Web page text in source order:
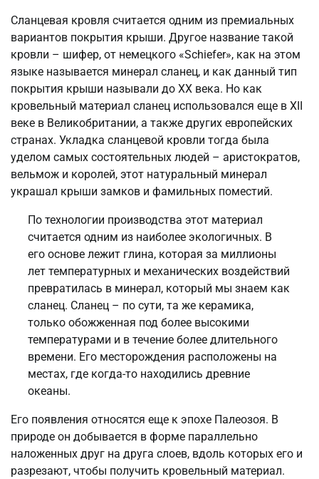
Сланцевая кровля считается одним из премиальных
вариантов покрытия крыши. Другое название такой
кровли – шифер, от немецкого «Schiefer», как на этом
языке называется минерал сланец, и как данный тип
покрытия крыши называли до ХХ века. Но как
кровельный материал сланец использовался еще в XII
веке в Великобритании, а также других европейских
странах. Укладка сланцевой кровли тогда была
уделом самых состоятельных людей – аристократов,
вельмож и королей, этот натуральный минерал
украшал крыши замков и фамильных поместий.
По технологии производства этот материал
считается одним из наиболее экологичных. В
его основе лежит глина, которая за миллионы
лет температурных и механических воздействий
превратилась в минерал, который мы знаем как
сланец. Сланец – по сути, та же керамика,
только обожженная под более высокими
температурами и в течение более длительного
времени. Его месторождения расположены на
местах, где когда-то находились древние
океаны.
Его появления относятся еще к эпохе Палеозоя. В
природе он добывается в форме параллельно
наложенных друг на друга слоев, вдоль которых его и
разрезают, чтобы получить кровельный материал.